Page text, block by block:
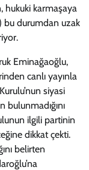
hukuki karmaşaya
bu durumdan uzak
Eminağaoğlu,
canlı yayınla
siyasi
bulunmadığını
ilgili partinin
dikkat çekti.
belirten